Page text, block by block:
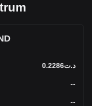
د.ت0.2286
--
--